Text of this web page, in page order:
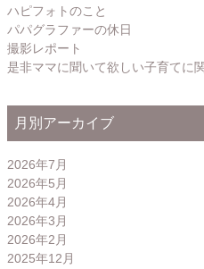
ハピフォトのこと
パパグラファーの休日
撮影レポート
是非ママに聞いて欲しい子育てに
月別アーカイブ
2026年7月
2026年5月
2026年4月
2026年3月
2026年2月
2025年12月